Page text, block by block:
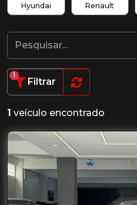
Hyundai Renault
Filtrar
1
1 veículo encontrado